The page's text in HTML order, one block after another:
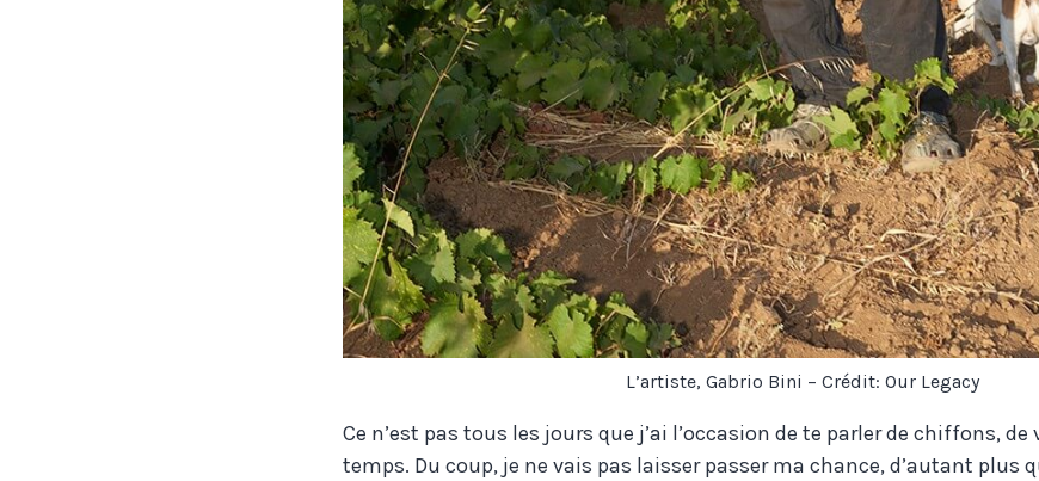
L’artiste, Gabrio Bini – Crédit: Our Legacy
Ce n’est pas tous les jours que j’ai l’occasion de te parler de chiffons,
temps. Du coup, je ne vais pas laisser passer ma chance, d’autant plus